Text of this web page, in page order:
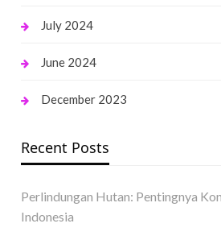
July 2024
June 2024
December 2023
Recent Posts
Perlindungan Hutan: Pentingnya
Indonesia